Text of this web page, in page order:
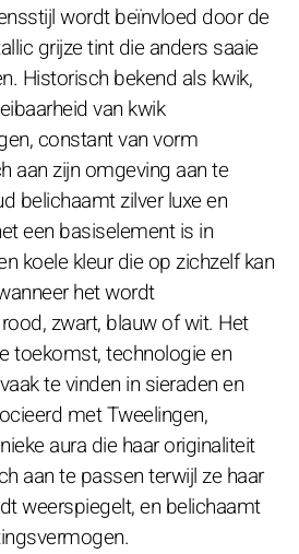
wordt beïnvloed door de
grijze tint die anders saaie
Historisch bekend als kwik,
van kwik
constant van vorm
aan zijn omgeving aan te
belichaamt zilver luxe en
een basiselement is in
koele kleur die op zichzelf kan
het wordt
zwart, blauw of wit. Het
toekomst, technologie en
te vinden in sieraden en
met Tweelingen,
aura die haar originaliteit
aan te passen terwijl ze haar
weerspiegelt, en belichaamt